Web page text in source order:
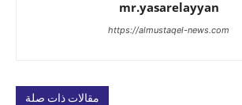
mr.yasarelayyan
https://almustaqel-news.com
مقالات ذات صلة